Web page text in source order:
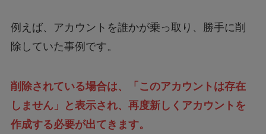
例えば、アカウントを誰かが乗っ取り、勝手に削
除していた事例です。
削除されている場合は、「このアカウントは存在
しません」と表示され、再度新しくアカウントを
作成する必要が出てきます。